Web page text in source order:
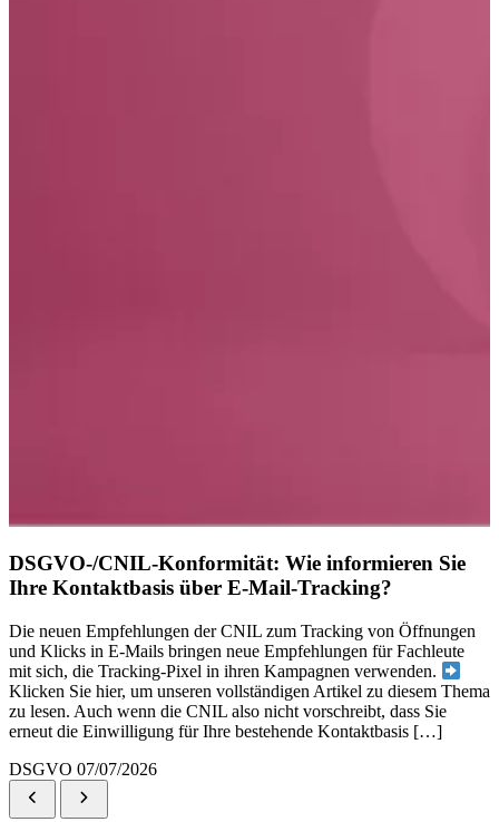
DSGVO-/CNIL-Konformität: Wie informieren Sie
Ihre Kontaktbasis über E-Mail-Tracking?
Die neuen Empfehlungen der CNIL zum Tracking von Öffnungen
und Klicks in E-Mails bringen neue Empfehlungen für Fachleute
mit sich, die Tracking-Pixel in ihren Kampagnen verwenden.
Klicken Sie hier, um unseren vollständigen Artikel zu diesem Thema
zu lesen. Auch wenn die CNIL also nicht vorschreibt, dass Sie
erneut die Einwilligung für Ihre bestehende Kontaktbasis […]
DSGVO 07/07/2026